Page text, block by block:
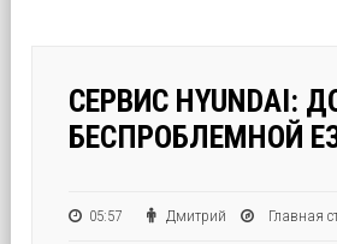
СЕРВИС HYUNDAI:
БЕСПРОБЛЕМНОЙ
05:57 Дмитрий Главная